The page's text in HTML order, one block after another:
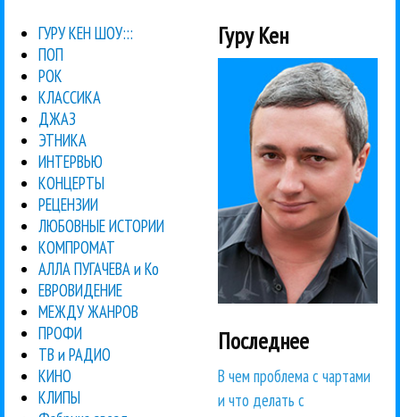
ГУРУ КЕН ШОУ:::
ПОП
РОК
КЛАССИКА
ДЖАЗ
ЭТНИКА
ИНТЕРВЬЮ
КОНЦЕРТЫ
РЕЦЕНЗИИ
ЛЮБОВНЫЕ ИСТОРИИ
КОМПРОМАТ
АЛЛА ПУГАЧЕВА и Ко
ЕВРОВИДЕНИЕ
МЕЖДУ ЖАНРОВ
ПРОФИ
ТВ и РАДИО
КИНО
КЛИПЫ
Гуру Кен
Последнее
В чем проблема с чартами
и что делать с